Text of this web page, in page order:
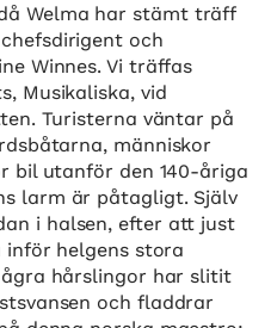
Welma har stämt träff
och
Winnes. Vi träffas
Musikaliska, vid
Turisterna väntar på
människor
bil utanför den 140-åriga
larm är påtagligt. Själv
i halsen, efter att just
helgens stora
hårslingor har slitit
och fladdrar